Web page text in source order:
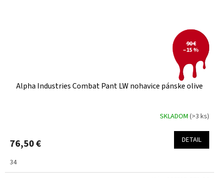
90 €
–15 %
Alpha Industries Combat Pant LW nohavice pánske olive
SKLADOM (>3 ks)
76,50 € DETAIL
34